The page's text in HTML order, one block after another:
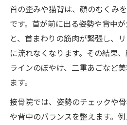
首の歪みや猫背は、顔のむくみ
です。首が前に出る姿勢や背中
と、首まわりの筋肉が緊張し、
に流れなくなります。その結果
ラインのぼやけ、二重あごなど
ます。
接骨院では、姿勢のチェックや
や背中のバランスを整えます。